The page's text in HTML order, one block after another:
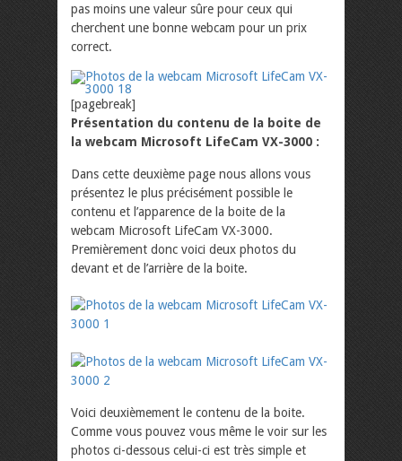
pas moins une valeur sûre pour ceux qui
cherchent une bonne webcam pour un prix
correct.
[pagebreak]
Présentation du contenu de la boite de
la webcam Microsoft LifeCam VX-3000 :
Dans cette deuxième page nous allons vous
présentez le plus précisément possible le
contenu et l’apparence de la boite de la
webcam Microsoft LifeCam VX-3000.
Premièrement donc voici deux photos du
devant et de l’arrière de la boite.
Voici deuxièmement le contenu de la boite.
Comme vous pouvez vous même le voir sur les
photos ci-dessous celui-ci est très simple et